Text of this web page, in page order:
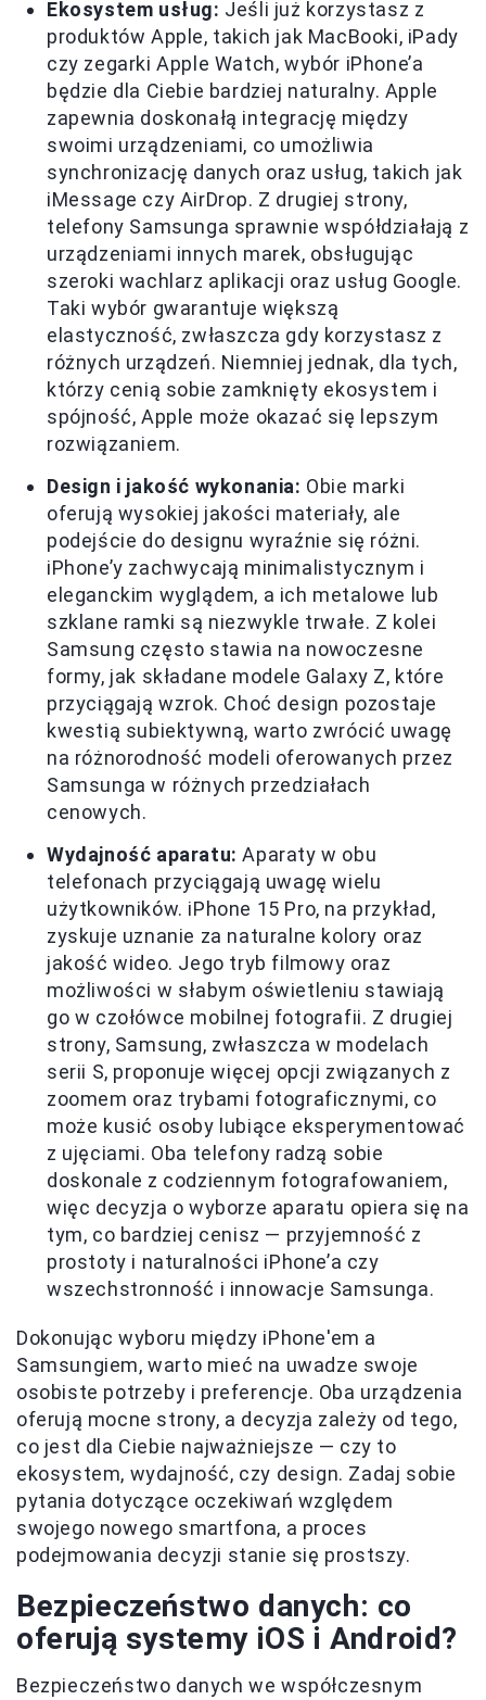
Ekosystem usług: Jeśli już korzystasz z
produktów Apple, takich jak MacBooki, iPady
czy zegarki Apple Watch, wybór iPhone’a
będzie dla Ciebie bardziej naturalny. Apple
zapewnia doskonałą integrację między
swoimi urządzeniami, co umożliwia
synchronizację danych oraz usług, takich jak
iMessage czy AirDrop. Z drugiej strony,
telefony Samsunga sprawnie współdziałają z
urządzeniami innych marek, obsługując
szeroki wachlarz aplikacji oraz usług Google.
Taki wybór gwarantuje większą
elastyczność, zwłaszcza gdy korzystasz z
różnych urządzeń. Niemniej jednak, dla tych,
którzy cenią sobie zamknięty ekosystem i
spójność, Apple może okazać się lepszym
rozwiązaniem.
Design i jakość wykonania: Obie marki
oferują wysokiej jakości materiały, ale
podejście do designu wyraźnie się różni.
iPhone’y zachwycają minimalistycznym i
eleganckim wyglądem, a ich metalowe lub
szklane ramki są niezwykle trwałe. Z kolei
Samsung często stawia na nowoczesne
formy, jak składane modele Galaxy Z, które
przyciągają wzrok. Choć design pozostaje
kwestią subiektywną, warto zwrócić uwagę
na różnorodność modeli oferowanych przez
Samsunga w różnych przedziałach
cenowych.
Wydajność aparatu: Aparaty w obu
telefonach przyciągają uwagę wielu
użytkowników. iPhone 15 Pro, na przykład,
zyskuje uznanie za naturalne kolory oraz
jakość wideo. Jego tryb filmowy oraz
możliwości w słabym oświetleniu stawiają
go w czołówce mobilnej fotografii. Z drugiej
strony, Samsung, zwłaszcza w modelach
serii S, proponuje więcej opcji związanych z
zoomem oraz trybami fotograficznymi, co
może kusić osoby lubiące eksperymentować
z ujęciami. Oba telefony radzą sobie
doskonale z codziennym fotografowaniem,
więc decyzja o wyborze aparatu opiera się na
tym, co bardziej cenisz — przyjemność z
prostoty i naturalności iPhone’a czy
wszechstronność i innowacje Samsunga.
Dokonując wyboru między iPhone'em a
Samsungiem, warto mieć na uwadze swoje
osobiste potrzeby i preferencje. Oba urządzenia
oferują mocne strony, a decyzja zależy od tego,
co jest dla Ciebie najważniejsze — czy to
ekosystem, wydajność, czy design. Zadaj sobie
pytania dotyczące oczekiwań względem
swojego nowego smartfona, a proces
podejmowania decyzji stanie się prostszy.
Bezpieczeństwo danych: co
oferują systemy iOS i Android?
Bezpieczeństwo danych we współczesnym